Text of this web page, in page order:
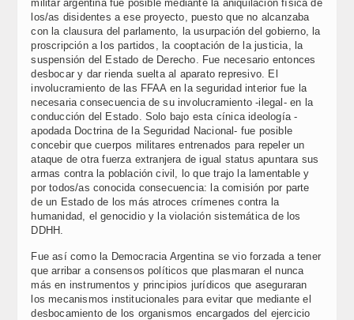
militar argentina fue posible mediante la aniquilación física de
los/as disidentes a ese proyecto, puesto que no alcanzaba
con la clausura del parlamento, la usurpación del gobierno, la
proscripción a los partidos, la cooptación de la justicia, la
suspensión del Estado de Derecho. Fue necesario entonces
desbocar y dar rienda suelta al aparato represivo. El
involucramiento de las FFAA en la seguridad interior fue la
necesaria consecuencia de su involucramiento -ilegal- en la
conducción del Estado. Solo bajo esta cínica ideología -
apodada Doctrina de la Seguridad Nacional- fue posible
concebir que cuerpos militares entrenados para repeler un
ataque de otra fuerza extranjera de igual status apuntara sus
armas contra la población civil, lo que trajo la lamentable y
por todos/as conocida consecuencia: la comisión por parte
de un Estado de los más atroces crímenes contra la
humanidad, el genocidio y la violación sistemática de los
DDHH.
Fue así como la Democracia Argentina se vio forzada a tener
que arribar a consensos políticos que plasmaran el nunca
más en instrumentos y principios jurídicos que aseguraran
los mecanismos institucionales para evitar que mediante el
desbocamiento de los organismos encargados del ejercicio